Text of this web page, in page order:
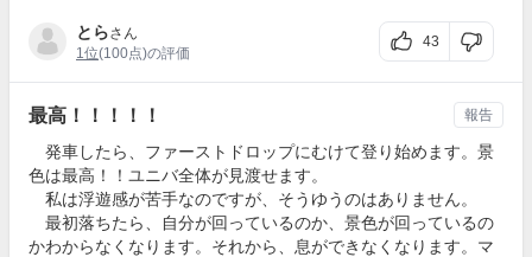
とらさん
1位(100点)の評価
43
最高！！！！！
発車したら、ファーストドロップにむけて登り始めます。景
色は最高！！ユニバ全体が見渡せます。
私は浮遊感が苦手なのですが、そうゆうのはありません。
最初落ちたら、自分が回っているのか、景色が回っているの
かわからなくなります。それから、息ができなくなります。マ
報告